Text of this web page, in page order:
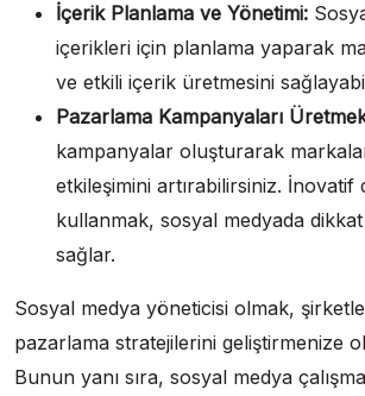
İçerik Planlama ve Yönetimi:
içerikleri için planlama yaparak
ve etkili içerik üretmesini
Pazarlama Kampanyaları
kampanyalar oluşturarak
etkileşimini artırabilirsiniz. İnovatif
kullanmak, sosyal medyada
sağlar.
Sosyal medya yöneticisi olmak,
pazarlama stratejilerini geliştirmenize
Bunun yanı sıra, sosyal medya